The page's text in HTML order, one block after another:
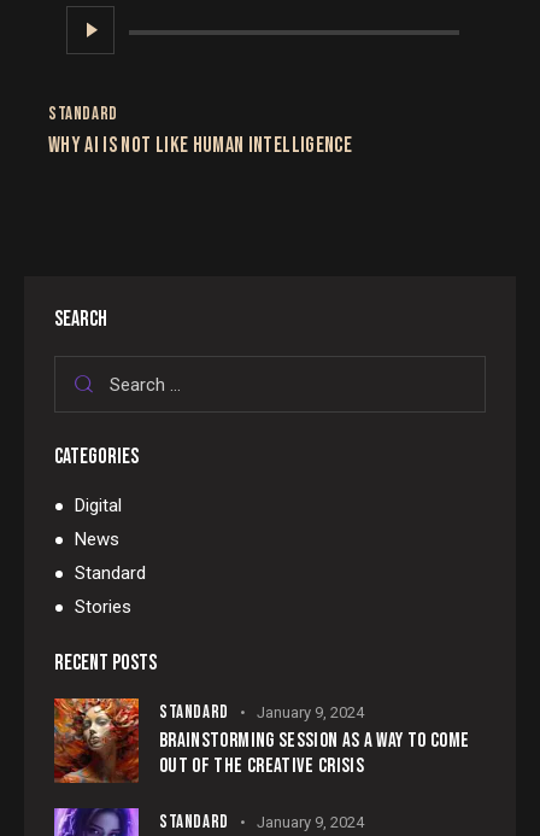
Audio
Player
STANDARD
WHY AI IS NOT LIKE HUMAN INTELLIGENCE
SEARCH
CATEGORIES
Digital
News
Standard
Stories
RECENT POSTS
STANDARD January 9, 2024
BRAINSTORMING SESSION AS A WAY TO COME
OUT OF THE CREATIVE CRISIS
STANDARD January 9, 2024